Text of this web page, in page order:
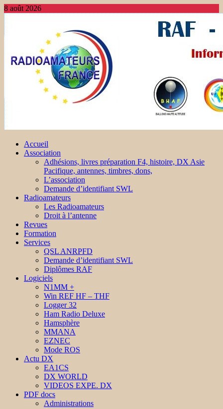
8 août 2026
Accueil
Association
Adhésions, livres préparation F4, histoire, DX Asie
Pacifique, antennes, timbres, dons,
L’association
Demande d’identifiant SWL
Radioamateurs
Les Radioamateurs
Droit à l’antenne
Revues
Formation
Services
QSL ANRPFD
Demande d’identifiant SWL
Diplômes RAF
Logiciels
N1MM +
Win REF HF – THF
Logger 32
Ham Radio Deluxe
Hamsphère
MMANA
EZNEC
Mode ROS
Actu DX
EA1CS
DX WORLD
VIDEOS EXPE. DX
PDF docs
Administrations